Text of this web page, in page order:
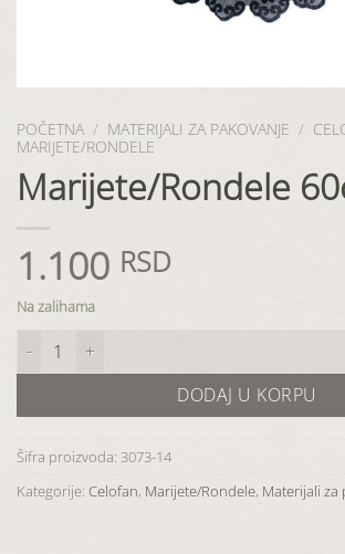
POČETNA / MATERIJALI ZA PAKOVANJE /
MARIJETE/RONDELE
Marijete/Rondele
1.100 RSD
Na zalihama
Marijete/Rondele 60cm količina
DODAJ U KORPU
Šifra proizvoda: 3073-14
Kategorije: Celofan, Marijete/Rondele, Materijali za